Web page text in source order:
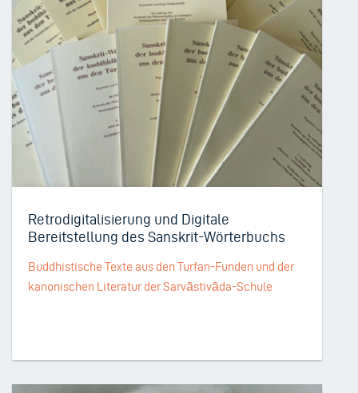
Retrodigitalisierung und Digitale
Bereitstellung des Sanskrit-Wörterbuchs
Buddhistische Texte aus den Turfan-Funden und der
kanonischen Literatur der Sarvāstivāda-Schule